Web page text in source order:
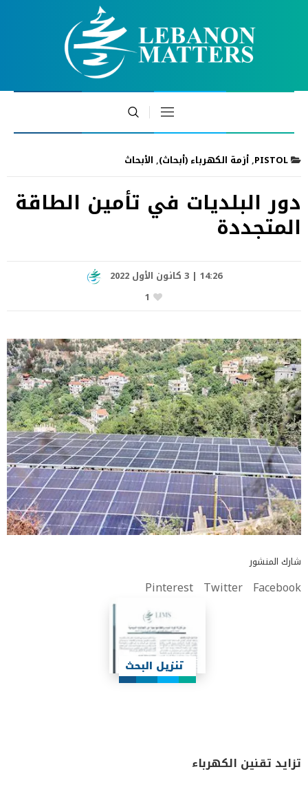
PISTOL
,أزمة الكهرباء (أبحاث), الأبحاث
دور البلديات في تأمين الطاقة
المتجددة
14:26 | 3 كانون الأول 2022
1
شارك المنشور
Facebook
Twitter
Pinterest
تنزيل البحث
تزايد تقنين الكهرباء